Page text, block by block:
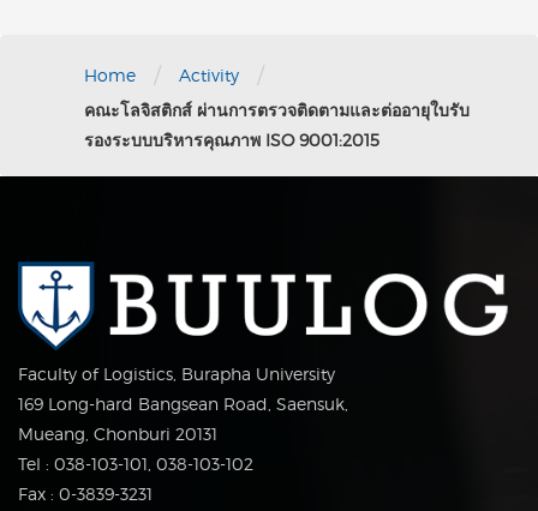
Home / Activity /
คณะโลจิสติกส์ ผ่านการตรวจติดตามและต่ออายุใบรับ
รองระบบบริหารคุณภาพ ISO 9001:2015
Faculty of Logistics, Burapha University
169 Long-hard Bangsean Road, Saensuk,
Mueang, Chonburi 20131
Tel : 038-103-101, 038-103-102
Fax : 0-3839-3231